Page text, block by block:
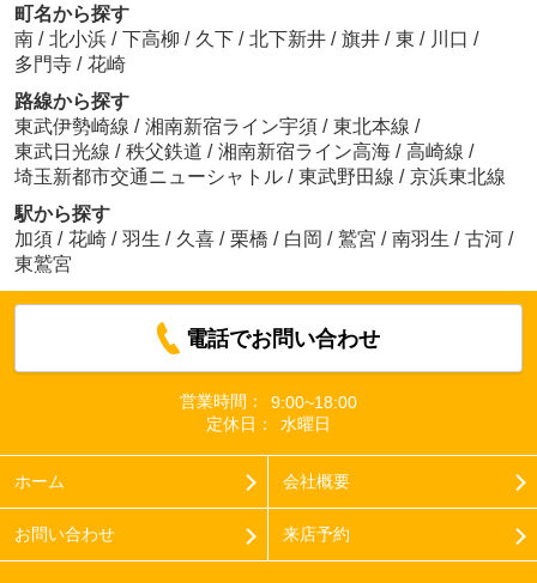
町名から探す
南 / 北小浜 / 下高柳 / 久下 / 北下新井 / 旗井 / 東 / 川口 /
多門寺 / 花崎
路線から探す
東武伊勢崎線 / 湘南新宿ライン宇須 / 東北本線 /
東武日光線 / 秩父鉄道 / 湘南新宿ライン高海 / 高崎線 /
埼玉新都市交通ニューシャトル / 東武野田線 / 京浜東北線
駅から探す
加須 / 花崎 / 羽生 / 久喜 / 栗橋 / 白岡 / 鷲宮 / 南羽生 / 古河 /
東鷲宮
電話でお問い合わせ
営業時間：
9:00~18:00
定休日：
水曜日
ホーム 会社概要
お問い合わせ 来店予約